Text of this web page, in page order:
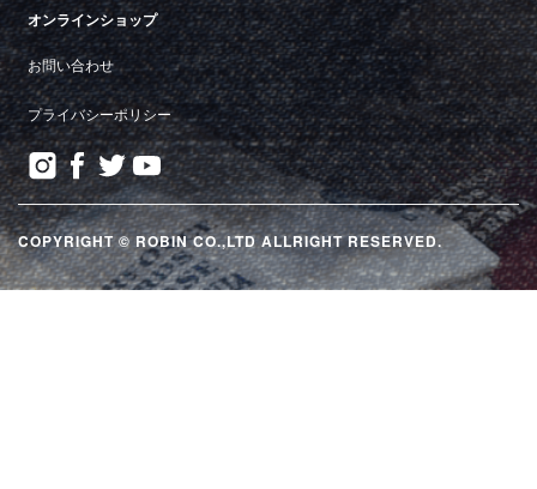
オンラインショップ
お問い合わせ
プライバシーポリシー
COPYRIGHT © ROBIN CO.,LTD ALLRIGHT RESERVED.